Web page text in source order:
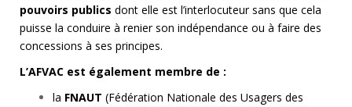
pouvoirs publics dont elle est l’interlocuteur sans que cela
puisse la conduire à renier son indépendance ou à faire des
concessions à ses principes.
L’AFVAC est également membre de :
la FNAUT (Fédération Nationale des Usagers des